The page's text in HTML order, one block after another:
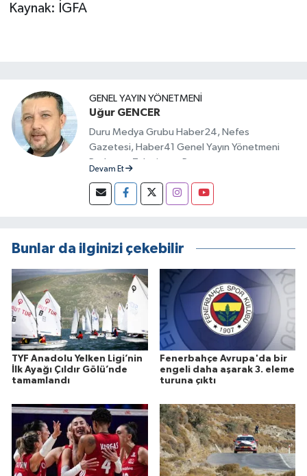
Kaynak: İGFA
GENEL YAYIN YÖNETMENI
Uğur GENCER
Duru Medya Grubu Haber24, Nefes
Gazetesi, Haber41 Genel Yayın Yönetmeni
Radyo ve Televizyon Programcısı
Devam Et
Bunlar da ilginizi çekebilir
TYF Anadolu Yelken Ligi’nin
İlk Ayağı Çıldır Gölü’nde
tamamlandı
Fenerbahçe Avrupa'da bir
engeli daha aşarak 3. eleme
turuna çıktı